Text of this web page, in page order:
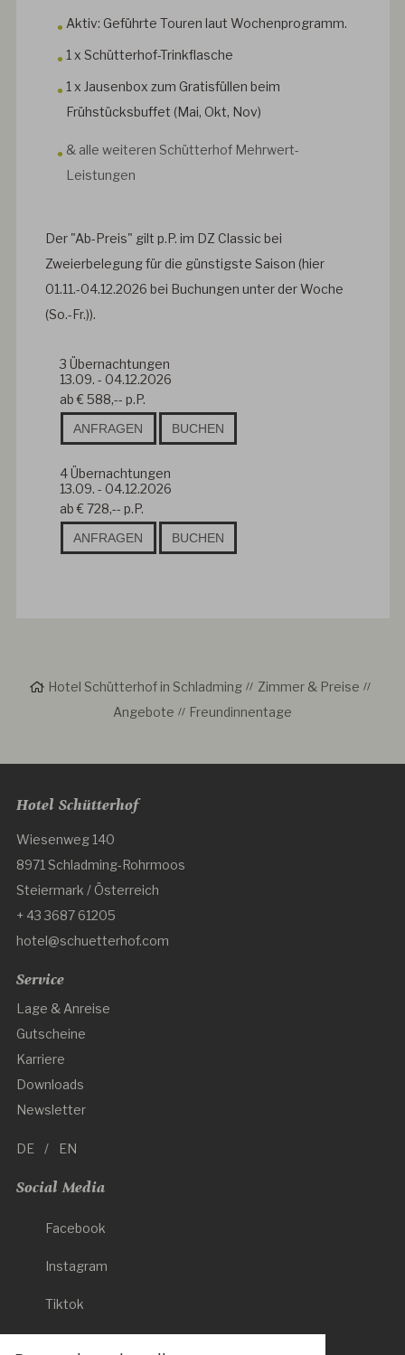
Aktiv: Geführte Touren laut Wochenprogramm.
1 x Schütterhof-Trinkflasche
1 x Jausenbox zum Gratisfüllen beim
Frühstücksbuffet (Mai, Okt, Nov)
& alle weiteren Schütterhof Mehrwert-
Leistungen
Der "Ab-Preis" gilt p.P. im DZ Classic bei
Zweierbelegung für die günstigste Saison (hier
01.11.-04.12.2026 bei Buchungen unter der Woche
(So.-Fr.)).
3 Übernachtungen
13.09. - 04.12.2026
ab€ 588,-- p.P.
ANFRAGEN BUCHEN
4 Übernachtungen
13.09. - 04.12.2026
ab€ 728,-- p.P.
ANFRAGEN BUCHEN
Hotel Schütterhof in Schladming
Zimmer & Preise
Angebote
Freundinnentage
Hotel Schütterhof
Wiesenweg 140
8971 Schladming-Rohrmoos
Steiermark / Österreich
+ 43 3687 61205
hotel@schuetterhof.com
Service
Lage & Anreise
Gutscheine
Karriere
Downloads
Newsletter
DE EN
Social Media
Facebook
Instagram
Tiktok